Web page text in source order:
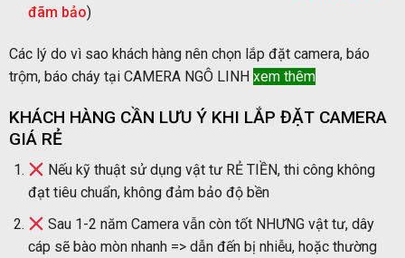
đãm bảo)
Các lý do vì sao khách hàng nên chọn lắp đặt camera, báo
trộm, báo cháy tại CAMERA NGÔ LINH xem thêm
KHÁCH HÀNG CẦN LƯU Ý KHI LẮP ĐẶT CAMERA
GIÁ RẺ
Nếu kỹ thuật sử dụng vật tư RẺ TIỀN, thi công không
đạt tiêu chuẩn, không đảm bảo độ bền
Sau 1-2 năm Camera vẫn còn tốt NHƯNG vật tư, dây
cáp sẽ bào mòn nhanh => dẫn đến bị nhiễu, hoặc thường